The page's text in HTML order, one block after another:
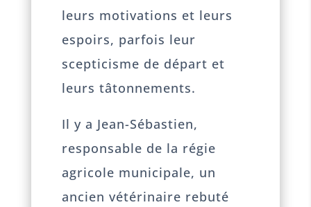
leurs motivations et leurs
espoirs, parfois leur
scepticisme de départ et
leurs tâtonnements.
Il y a Jean-Sébastien,
responsable de la régie
agricole municipale, un
ancien vétérinaire rebuté